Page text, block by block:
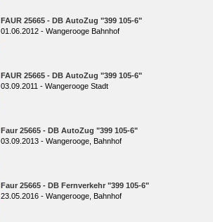
FAUR 25665 - DB AutoZug "399 105-6"
01.06.2012 - Wangerooge Bahnhof
FAUR 25665 - DB AutoZug "399 105-6"
03.09.2011 - Wangerooge Stadt
Faur 25665 - DB AutoZug "399 105-6"
03.09.2013 - Wangerooge, Bahnhof
Faur 25665 - DB Fernverkehr "399 105-6"
23.05.2016 - Wangerooge, Bahnhof